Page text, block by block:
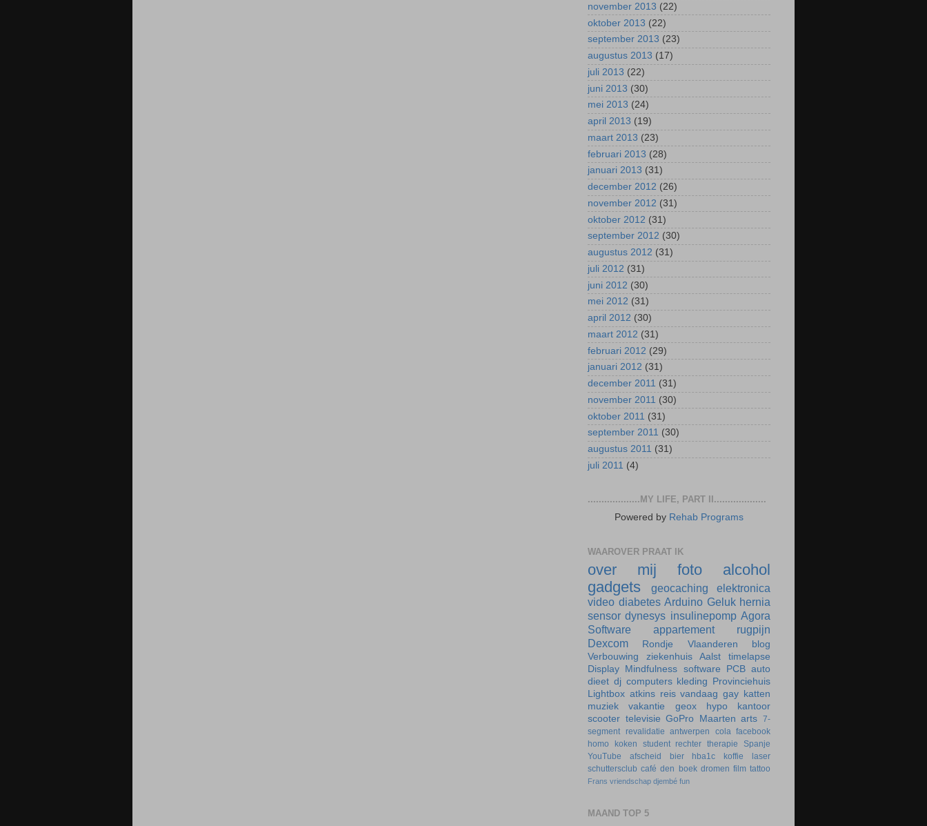
november 2013 (22)
oktober 2013 (22)
september 2013 (23)
augustus 2013 (17)
juli 2013 (22)
juni 2013 (30)
mei 2013 (24)
april 2013 (19)
maart 2013 (23)
februari 2013 (28)
januari 2013 (31)
december 2012 (26)
november 2012 (31)
oktober 2012 (31)
september 2012 (30)
augustus 2012 (31)
juli 2012 (31)
juni 2012 (30)
mei 2012 (31)
april 2012 (30)
maart 2012 (31)
februari 2012 (29)
januari 2012 (31)
december 2011 (31)
november 2011 (30)
oktober 2011 (31)
september 2011 (30)
augustus 2011 (31)
juli 2011 (4)
...................MY LIFE, PART II...................
Powered by Rehab Programs
WAAROVER PRAAT IK
over mij foto
alcohol
gadgets
geocaching
elektronica
video diabetes Arduino Geluk hernia
sensor dynesys insulinepomp Agora
Software
appartement
rugpijn
Dexcom
Rondje Vlaanderen
blog
Verbouwing
ziekenhuis Aalst
timelapse
Display
Mindfulness software PCB auto
dieet dj computers kleding
Provinciehuis
Lightbox atkins reis vandaag gay katten
muziek
vakantie geox hypo
kantoor
scooter televisie GoPro Maarten arts 7-
segment revalidatie antwerpen cola facebook
homo
koken student rechter therapie
Spanje
YouTube
afscheid bier hba1c koffie
laser
schuttersclub café den boek dromen film tattoo
Frans vriendschap djembé fun
MAAND TOP 5